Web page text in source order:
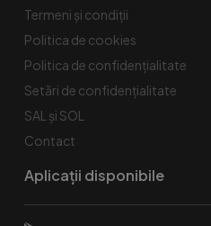
Termeni și condiții
Politica de cookies
Politica de confidențialitate
Setări de confidențialitate
SAL și SOL
Contact
Aplicații disponibile